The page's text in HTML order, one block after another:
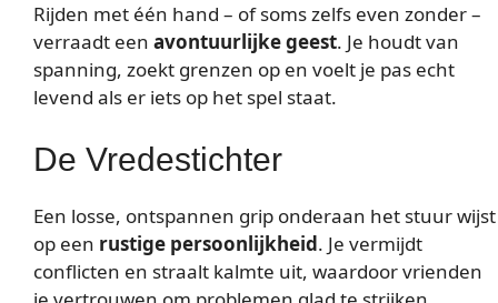
Rijden met één hand – of soms zelfs even zonder –
verraadt een avontuurlijke geest. Je houdt van
spanning, zoekt grenzen op en voelt je pas echt
levend als er iets op het spel staat.
De Vredestichter
Een losse, ontspannen grip onderaan het stuur wijst
op een rustige persoonlijkheid. Je vermijdt
conflicten en straalt kalmte uit, waardoor vrienden